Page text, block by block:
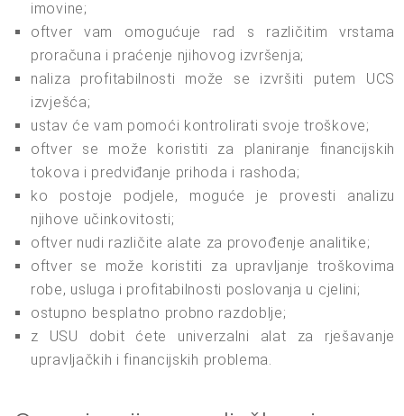
imovine;
oftver vam omogućuje rad s različitim vrstama
proračuna i praćenje njihovog izvršenja;
naliza profitabilnosti može se izvršiti putem UCS
izvješća;
ustav će vam pomoći kontrolirati svoje troškove;
oftver se može koristiti za planiranje financijskih
tokova i predviđanje prihoda i rashoda;
ko postoje podjele, moguće je provesti analizu
njihove učinkovitosti;
oftver nudi različite alate za provođenje analitike;
oftver se može koristiti za upravljanje troškovima
robe, usluga i profitabilnosti poslovanja u cjelini;
ostupno besplatno probno razdoblje;
z USU dobit ćete univerzalni alat za rješavanje
upravljačkih i financijskih problema.